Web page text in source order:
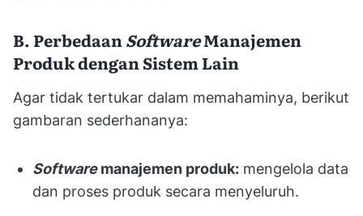
B. PerbedaanSoftwareManajemen
Produk dengan Sistem Lain
Agar tidak tertukar dalam memahaminya, berikut
gambaran sederhananya:
Softwaremanajemen produk: mengelola data
dan proses produk secara menyeluruh.